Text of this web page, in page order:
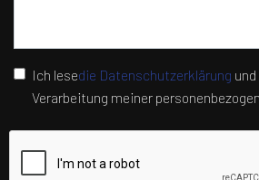
Ich lesedie Datenschutzerklärung
Verarbeitung meiner